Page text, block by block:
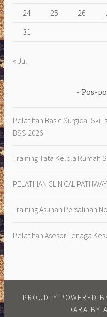
24
25 26
31
« Jul
Pos-
Pelatihan Basic Surgical
BSS 2026
Training Tata Kelola Rumah
PELATIHAN CLINICAL
Training Asuhan Persalinan
Pelatihan Asesor Tenaga
PROUDLY POWERED
DARA BY